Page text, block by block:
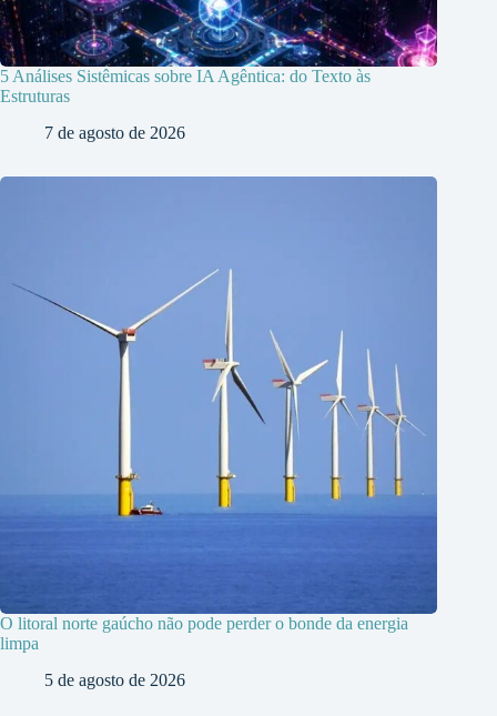
5 Análises Sistêmicas sobre IA Agêntica: do Texto às
Estruturas
7 de agosto de 2026
O litoral norte gaúcho não pode perder o bonde da energia
limpa
5 de agosto de 2026